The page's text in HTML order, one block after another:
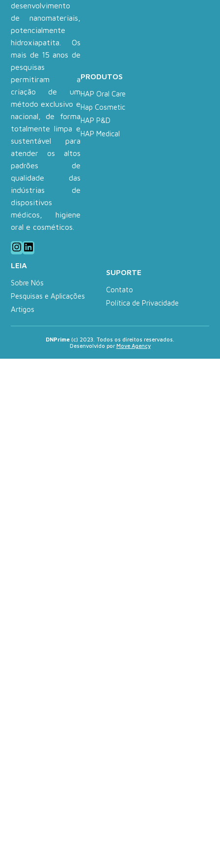
desenvolvimento
de nanomateriais,
potencialmente
hidroxiapatita. Os
mais de 15 anos de
pesquisas
permitiram a
criação de um
método exclusivo e
nacional, de forma
totalmente limpa e
sustentável para
atender os altos
padrões de
qualidade das
indústrias de
dispositivos
médicos, higiene
oral e cosméticos.
Instagram
LinkedIn
PRODUTOS
HAP Oral Care
Hap Cosmetic
HAP P&D
HAP Medical
LEIA
Sobre Nós
Pesquisas e Aplicações
Artigos
SUPORTE
Contato
Política de Privacidade
DNPrime (c) 2023. Todos os direitos reservados.
Desenvolvido por Move Agency